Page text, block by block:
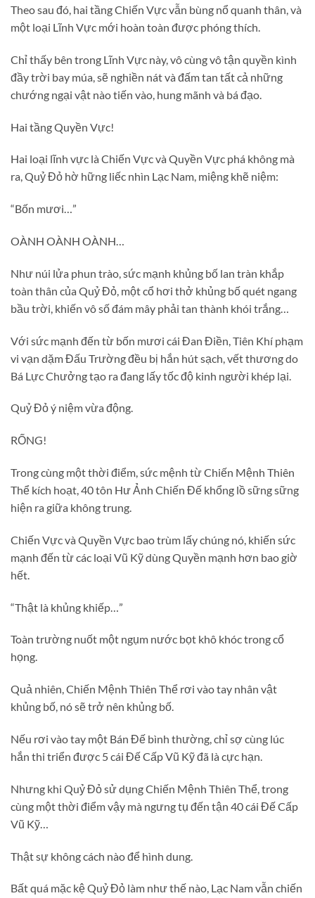
Theo sau đó, hai tầng Chiến Vực vẫn bùng nổ quanh thân, và
một loại Lĩnh Vực mới hoàn toàn được phóng thích.
Chỉ thấy bên trong Lĩnh Vực này, vô cùng vô tận quyền kình
đầy trời bay múa, sẽ nghiền nát và đấm tan tất cả những
chướng ngại vật nào tiến vào, hung mãnh và bá đạo.
Hai tầng Quyền Vực!
Hai loại lĩnh vực là Chiến Vực và Quyền Vực phá không mà
ra, Quỷ Đỏ hờ hững liếc nhìn Lạc Nam, miệng khẽ niệm:
“Bốn mươi…”
OÀNH OÀNH OÀNH…
Như núi lửa phun trào, sức mạnh khủng bố lan tràn khắp
toàn thân của Quỷ Đỏ, một cổ hơi thở khủng bố quét ngang
bầu trời, khiến vô số đám mây phải tan thành khói trắng…
Với sức mạnh đến từ bốn mươi cái Đan Điền, Tiên Khí phạm
vi vạn dặm Đấu Trường đều bị hắn hút sạch, vết thương do
Bá Lực Chưởng tạo ra đang lấy tốc độ kinh người khép lại.
Quỷ Đỏ ý niệm vừa động.
RỐNG!
Trong cùng một thời điểm, sức mệnh từ Chiến Mệnh Thiên
Thể kích hoạt, 40 tôn Hư Ảnh Chiến Đế khổng lồ sững sững
hiện ra giữa không trung.
Chiến Vực và Quyền Vực bao trùm lấy chúng nó, khiến sức
mạnh đến từ các loại Vũ Kỹ dùng Quyền mạnh hơn bao giờ
hết.
“Thật là khủng khiếp…”
Toàn trường nuốt một ngụm nước bọt khô khóc trong cổ
họng.
Quả nhiên, Chiến Mệnh Thiên Thể rơi vào tay nhân vật
khủng bố, nó sẽ trở nên khủng bố.
Nếu rơi vào tay một Bán Đế bình thường, chỉ sợ cùng lúc
hắn thi triển được 5 cái Đế Cấp Vũ Kỹ đã là cực hạn.
Nhưng khi Quỷ Đỏ sử dụng Chiến Mệnh Thiên Thể, trong
cùng một thời điểm vậy mà ngưng tụ đến tận 40 cái Đế Cấp
Vũ Kỹ…
Thật sự không cách nào để hình dung.
Bất quá mặc kệ Quỷ Đỏ làm như thế nào, Lạc Nam vẫn chiến